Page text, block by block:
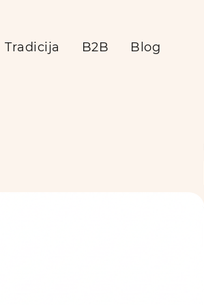
Tradicija B2B Blog